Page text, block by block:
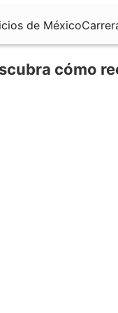
de México
cómo